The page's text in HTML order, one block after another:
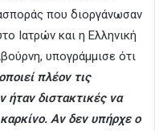
που διοργάνωσαν
Ιατρών και η Ελληνική
υπογράμμισε ότι
πλέον τις
ήταν διστακτικές να
Αν δεν υπήρχε ο